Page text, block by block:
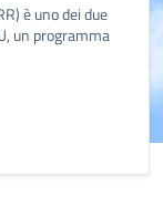
è uno dei due
un programma